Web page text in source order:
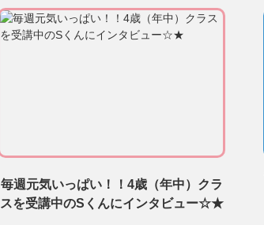
毎週元気いっぱい！！4歳（年中）クラ
スを受講中のSくんにインタビュー☆★